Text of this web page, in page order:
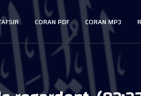
CORAN MP3
CORAN PDF